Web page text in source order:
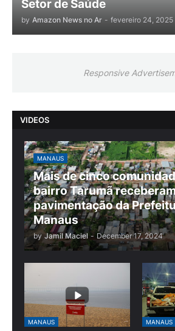
Setor de Saúde
by Amazon News no Ar - fevereiro 24, 2025
Responsive
VIDEOS
MANAUS
Mais de cinco
bairro Tarumã
pavimentação da
Manaus
by Jamil Maciel - December 17, 2024
MANAUS MANAUS